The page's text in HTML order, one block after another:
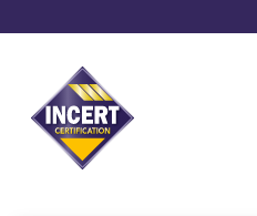
au
principal